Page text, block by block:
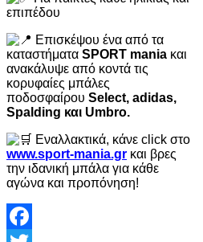
επιπέδου
Επισκέψου ένα από τα
καταστήματα SPORT mania και
ανακάλυψε από κοντά τις
κορυφαίες μπάλες
ποδοσφαίρου Select, adidas,
Spalding και Umbro.
Εναλλακτικά, κάνε click στο
www.sport-mania.gr και βρες
την ιδανική μπάλα για κάθε
αγώνα και προπόνηση!